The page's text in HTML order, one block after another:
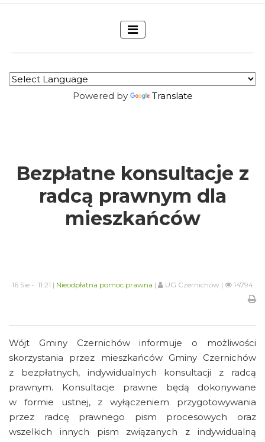
Powered by Translate
Bezpłatne konsultacje z
radcą prawnym dla
mieszkańców
16 Sie - 11:21 | Nieodpłatna pomoc prawna | UG Czernichów | 14794
Wójt Gminy Czernichów informuje o możliwości
skorzystania przez mieszkańców Gminy Czernichów
z bezpłatnych, indywidualnych konsultacji z radcą
prawnym. Konsultacje prawne będą dokonywane
w formie ustnej, z wyłączeniem przygotowywania
przez radcę prawnego pism procesowych oraz
wszelkich innych pism związanych z indywidualną